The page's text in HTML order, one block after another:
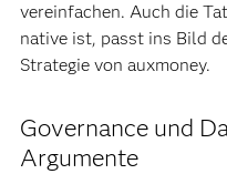
vereinfachen. Auch die
native ist, passt ins Bild
Strategie von auxmoney.
Governance und
Argumente